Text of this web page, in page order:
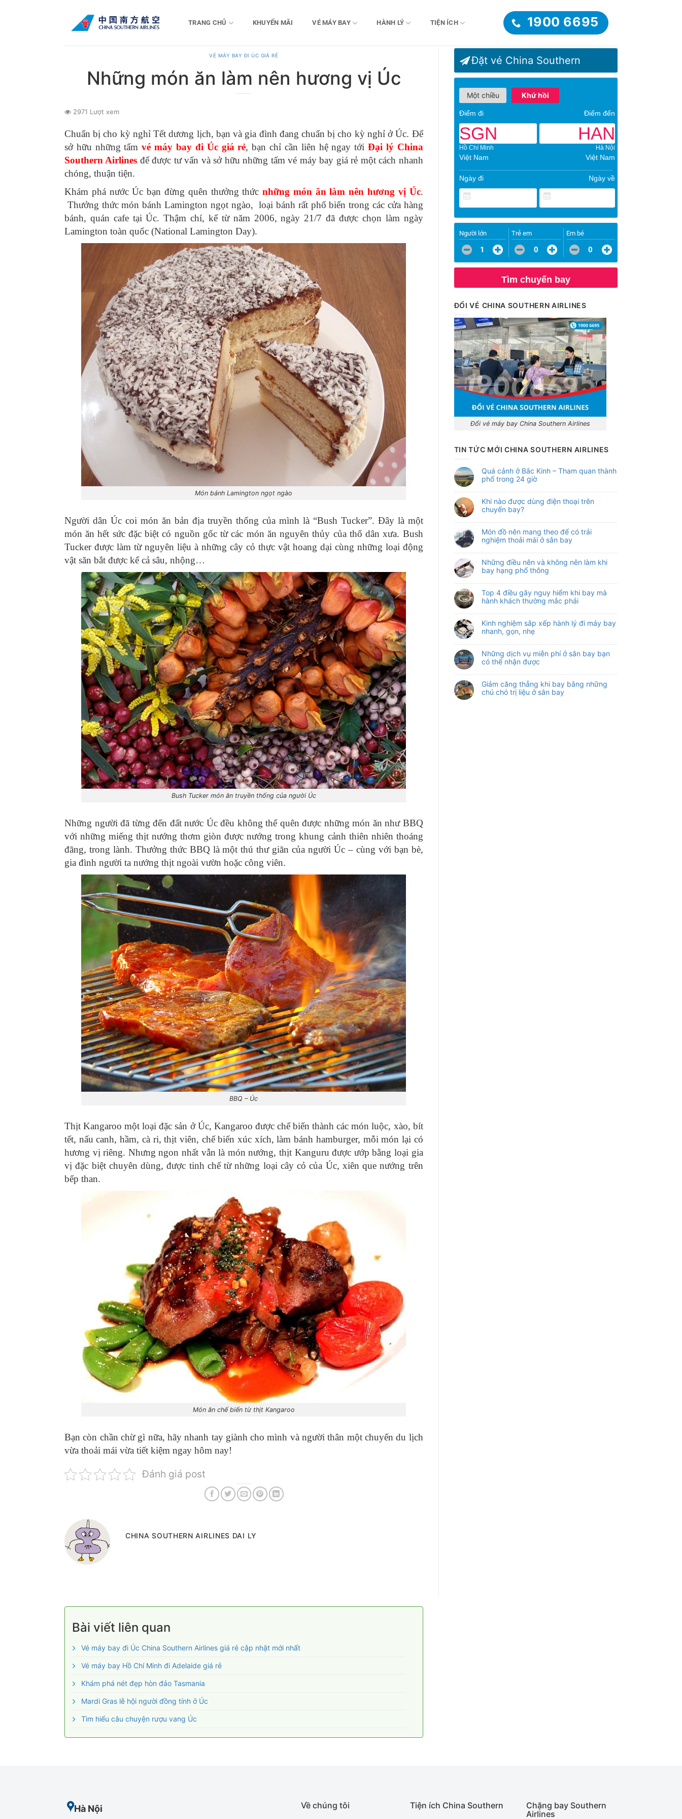
TRANG CHỦ KHUYẾN MÃI VÉ MÁY BAY HÀNH LÝ TIỆN ÍCH 1900 6695
VÉ MÁY BAY ĐI ÚC GIÁ RẺ
Những món ăn làm nên hương vị Úc
2971 Lượt xem
Chuẩn bị cho kỳ nghỉ Tết dương lịch, bạn và gia đình đang chuẩn bị cho kỳ nghỉ ở Úc. Để
sở hữu những tấmvé máy bay đi Úc giá rẻ, bạn chỉ cần liên hệ ngay tớiĐại lý China
Southern Airlines để được tư vấn và sở hữu những tấm vé máy bay giá rẻ một cách nhanh
chóng, thuận tiện.
Khám phá nước Úc bạn đừng quên thưởng thứcnhững món ăn làm nên hương vị Úc.
Thưởng thức món bánh Lamington ngọt ngào, loại bánh rất phổ biến trong các cửa hàng
bánh, quán cafe tại Úc. Thậm chí, kể từ năm 2006, ngày 21/7 đã được chọn làm ngày
Lamington toàn quốc (National Lamington Day).
Món bánh Lamington ngọt ngào
Người dân Úc coi món ăn bản địa truyền thống của mình là “Bush Tucker”. Đây là một
món ăn hết sức đặc biệt có nguồn gốc từ các món ăn nguyên thủy của thổ dân xưa. Bush
Tucker được làm từ nguyên liệu à những cây cỏ thực vật hoang dại cùng những loại động
vật săn bắt được kể cả sâu, nhộng…
Bush Tucker món ăn truyền thống của người Úc
Những người đã từng đến đất nước Úc đều không thể quên được những món ăn như BBQ
với những miếng thịt nướng thơm giòn được nướng trong khung cảnh thiên nhiên thoáng
đãng, trong lành. Thưởng thức BBQ là một thú thư giãn của người Úc – cùng với bạn bè,
gia đình người ta nướng thịt ngoài vườn hoặc công viên.
BBQ – Úc
Thịt Kangaroo một loại đặc sản ở Úc, Kangaroo được chế biến thành các món luộc, xào, bít
tết, nấu canh, hầm, cà ri, thịt viên, chế biến xúc xích, làm bánh hamburger, mỗi món lại có
hương vị riêng. Nhưng ngon nhất vẫn là món nướng, thịt Kanguru được ướp bằng loại gia
vị đặc biệt chuyên dùng, được tinh chế từ những loại cây cỏ của Úc, xiên que nướng trên
bếp than.
Món ăn chế biến từ thịt Kangaroo
Bạn còn chần chừ gì nữa, hãy nhanh tay giành cho mình và người thân một chuyến du lịch
vừa thoải mái vừa tiết kiệm ngay hôm nay!
Đánh giá post
CHINA SOUTHERN AIRLINES DAI LY
Đặt vé China Southern
Một chiều Khứ hồi
Điểm đi Điểm đến
SGN
Hồ Chí Minh
Việt Nam
HAN
Hà Nội
Việt Nam
Ngày đi Ngày về
Người lớn
1
Trẻ em
0
Em bé
0
Tìm chuyến bay
ĐỔI VÉ CHINA SOUTHERN AIRLINES
Đổi vé máy bay China Southern Airlines
TIN TỨC MỚI CHINA SOUTHERN AIRLINES
Quá cảnh ở Bắc Kinh – Tham quan thành
phố trong 24 giờ
Khi nào được dùng điện thoại trên
chuyến bay?
Món đồ nên mang theo để có trải
nghiệm thoải mái ở sân bay
Những điều nên và không nên làm khi
bay hạng phổ thông
Top 4 điều gây nguy hiểm khi bay mà
hành khách thường mắc phải
Kinh nghiệm sắp xếp hành lý đi máy bay
nhanh, gọn, nhẹ
Những dịch vụ miễn phí ở sân bay bạn
có thể nhận được
Giảm căng thẳng khi bay bằng những
chú chó trị liệu ở sân bay
Bài viết liên quan
Vé máy bay đi Úc China Southern Airlines giá rẻ cập nhật mới nhất
Vé máy bay Hồ Chí Minh đi Adelaide giá rẻ
Khám phá nét đẹp hòn đảo Tasmania
Mardi Gras lễ hội người đồng tính ở Úc
Tìm hiểu câu chuyện rượu vang Úc
Hà Nội Về chúng tôi Tiện ích China Southern
Chặng bay Southern
Airlines